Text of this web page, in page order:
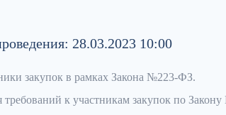
28.03.2023 10:00
закупок в рамках Закона №223-ФЗ.
требований к участникам закупок по